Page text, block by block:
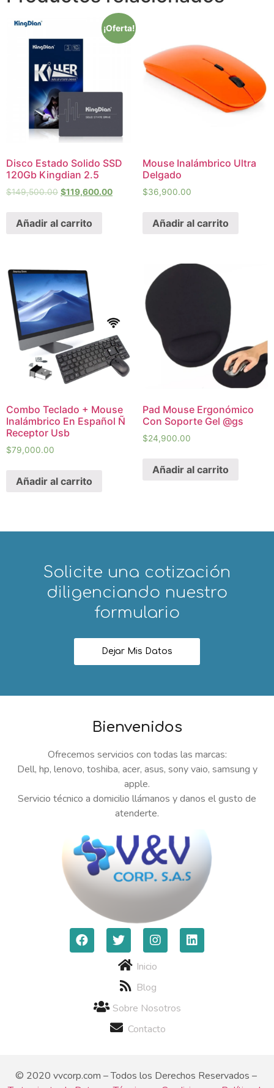
¡Oferta!
Disco Estado Solido SSD
120Gb Kingdian 2.5
$149,500.00 $119,600.00
Añadir al carrito
Mouse Inalámbrico Ultra
Delgado
$36,900.00
Añadir al carrito
Combo Teclado + Mouse
Inalámbrico En Español Ñ
Receptor Usb
$79,000.00
Añadir al carrito
Pad Mouse Ergonómico
Con Soporte Gel @gs
$24,900.00
Añadir al carrito
Solicite una cotización
diligenciando nuestro
formulario
Dejar Mis Datos
Bienvenidos
Ofrecemos servicios con todas las marcas:
Dell, hp, lenovo, toshiba, acer, asus, sony vaio, samsung y
apple.
Servicio técnico a domicilio llámanos y danos el gusto de
atenderte.
Inicio
Blog
Sobre Nosotros
Contacto
© 2020 vvcorp.com – Todos los Derechos Reservados –